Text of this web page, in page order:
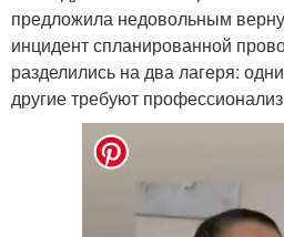
предложила недовольным
инцидент спланированной
разделились на два лагеря:
другие требуют